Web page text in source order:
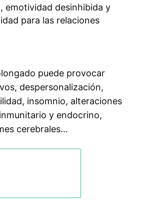
emotividad desinhibida y
para las relaciones
puede provocar
despersonalización,
insomnio, alteraciones
y endocrino,
cerebrales…